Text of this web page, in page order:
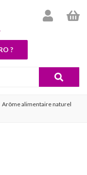
?
Arôme alimentaire naturel